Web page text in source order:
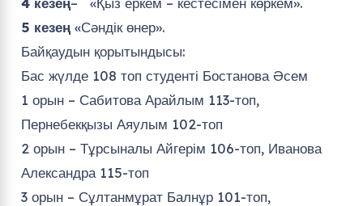
5 кезең«Сәндік өнер».
Байқаудын қорытындысы:
Бас жүлде 108 топ студенті Бостанова Әсем
1 орын – Сабитова Арайлым 113-топ,
Пернебекқызы Аяулым 102-топ
2 орын – Тұрсыналы Айгерім 106-топ, Иванова
Александра 115-топ
3 орын – Сұлтанмұрат Балнұр 101-топ,